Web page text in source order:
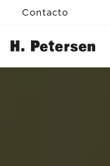
Contacto